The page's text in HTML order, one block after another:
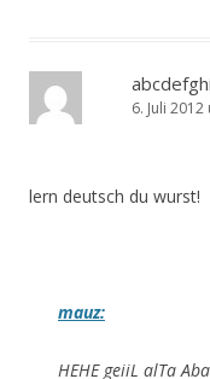
6. Juli
lern deutsch du wurst!
mauz:
HEHE geiiL alTa